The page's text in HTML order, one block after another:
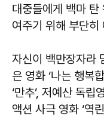
대중들에게 백마
여주기 위해 부단히
자신이 백만장자라
은 영화 ‘나는 행복
‘만추’, 저예산 독립
액션 사극 영화 ‘역